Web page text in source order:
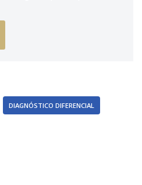
DIAGNÓSTICO DIFERENCIAL